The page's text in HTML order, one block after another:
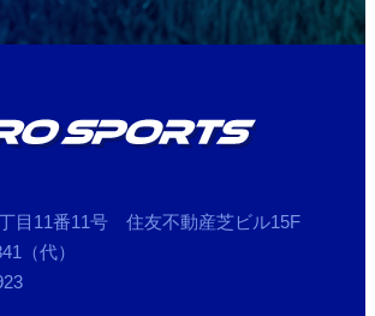
目11番11号 住友不動産芝ビル15F
（代）